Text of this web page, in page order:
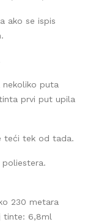
ako se ispis
puta
prvi put upila
teći tek od tada.
230 metara
tinte: 6,8ml